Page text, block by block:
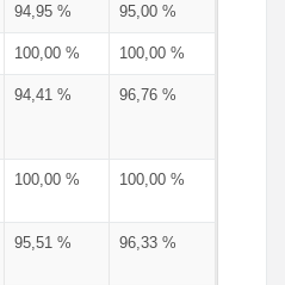
94,95 % 95,00 %
100,00 % 100,00 %
94,41 % 96,76 %
100,00 % 100,00 %
95,51 % 96,33 %